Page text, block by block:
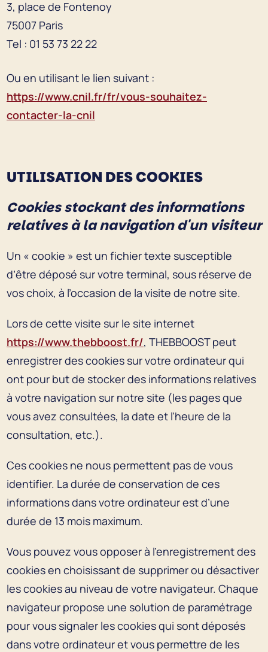
3, place de Fontenoy
75007 Paris
Tel : 01 53 73 22 22
Ou en utilisant le lien suivant :
https://www.cnil.fr/fr/vous-souhaitez-
contacter-la-cnil
UTILISATION DES COOKIES
Cookies stockant des informations
relatives à la navigation d'un visiteur
Un « cookie » est un fichier texte susceptible
d’être déposé sur votre terminal, sous réserve de
vos choix, à l’occasion de la visite de notre site.
Lors de cette visite sur le site internet
https://www.thebboost.fr/, THEBBOOST peut
enregistrer des cookies sur votre ordinateur qui
ont pour but de stocker des informations relatives
à votre navigation sur notre site (les pages que
vous avez consultées, la date et l'heure de la
consultation, etc.).
Ces cookies ne nous permettent pas de vous
identifier. La durée de conservation de ces
informations dans votre ordinateur est d’une
durée de 13 mois maximum.
Vous pouvez vous opposer à l'enregistrement des
cookies en choisissant de supprimer ou désactiver
les cookies au niveau de votre navigateur. Chaque
navigateur propose une solution de paramétrage
pour vous signaler les cookies qui sont déposés
dans votre ordinateur et vous permettre de les